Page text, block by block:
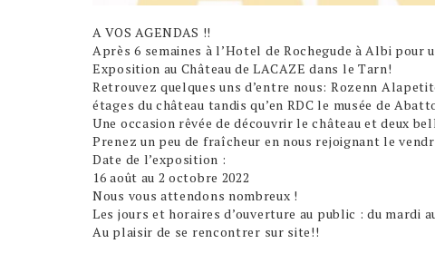
A VOS AGENDAS !!
Après 6 semaines à l’Hotel de Rochegude à Albi
Exposition au Château de LACAZE dans le Tarn!
Retrouvez quelques uns d’entre nous: Rozenn
étages du château tandis qu’en RDC le musée de
Une occasion rêvée de découvrir le château et deux
Prenez un peu de fraîcheur en nous rejoignant le
Date de l’exposition :
16 août au 2 octobre 2022
Nous vous attendons nombreux !
Les jours et horaires d’ouverture au public : du mardi
Au plaisir de se rencontrer sur site!!